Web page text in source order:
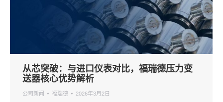
从芯突破：与进口仪表对比，福瑞德压力变
送器核心优势解析
公司新闻 福瑞德 2026年3月2日